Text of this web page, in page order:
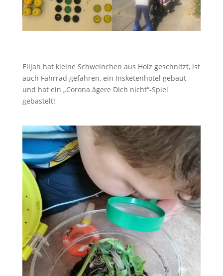
Elijah hat kleine Schweinchen aus Holz geschnitzt, ist
auch Fahrrad gefahren, ein Insketenhotel gebaut
und hat ein „Corona ägere Dich nicht“-Spiel
gebastelt!